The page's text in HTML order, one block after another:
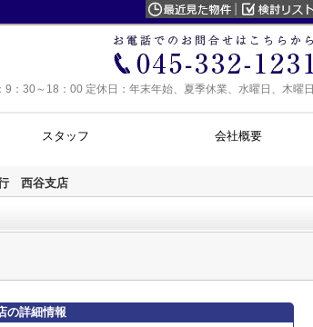
9：30～18：00 定休日：年末年始、夏季休業、水曜日、木曜日
スタッフ 会社概要
西谷支店
の詳細情報